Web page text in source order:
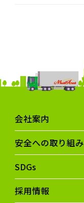
会社案内
安全への取り組み
SDGs
採用情報